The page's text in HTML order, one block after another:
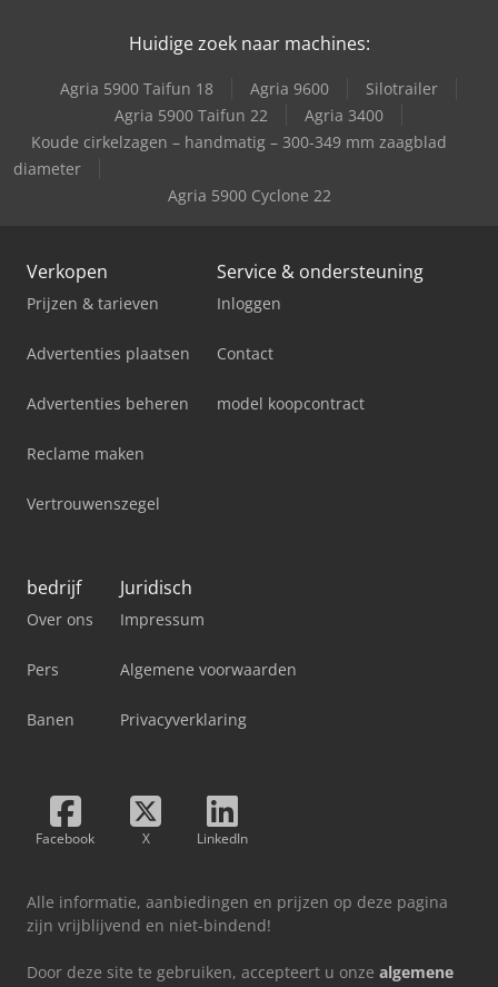
Huidige zoek naar machines:
Agria 5900 Taifun 18 Agria 9600
Silotrailer
Agria 5900 Taifun 22
Agria 3400
Koude cirkelzagen – handmatig – 300-349 mm zaagblad
diameter
Agria 5900 Cyclone 22
Verkopen
Prijzen & tarieven
Advertenties plaatsen
Advertenties beheren
Reclame maken
Vertrouwenszegel
Service & ondersteuning
Inloggen
Contact
model koopcontract
bedrijf
Over ons
Pers
Banen
Juridisch
Impressum
Algemene voorwaarden
Privacyverklaring
Facebook X LinkedIn
Alle informatie, aanbiedingen en prijzen op deze pagina
zijn vrijblijvend en niet-bindend!
Door deze site te gebruiken, accepteert u onze algemene